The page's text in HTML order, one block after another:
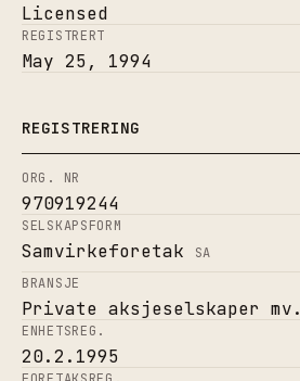
Licensed
REGISTRERT
May 25, 1994
REGISTRERING
ORG. NR
970919244
SELSKAPSFORM
Samvirkeforetak
SA
BRANSJE
Private aksjeselskaper mv.
ENHETSREG.
20.2.1995